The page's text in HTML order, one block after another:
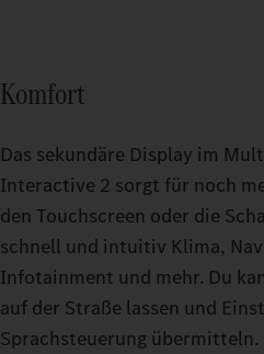
Komfort
Das sekundäre Display im
Interactive 2 sorgt für noch
den Touchscreen oder die
schnell und intuitiv Klima,
Infotainment und mehr. Du
auf der Straße lassen und
Sprachsteuerung übermitteln.